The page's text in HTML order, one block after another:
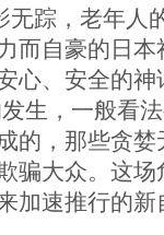
无踪，老年人
而自豪的日本
心、安全的
生，一般看
的，那些贪
骗大众。这
加速推行的